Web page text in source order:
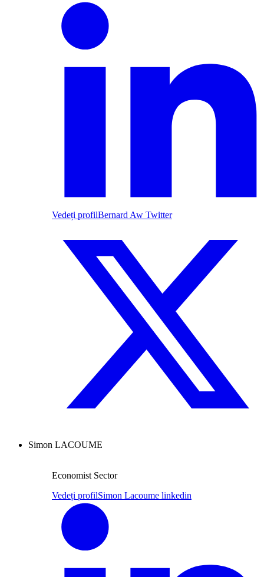
Vedeți profilBernard Aw Twitter
Simon LACOUME
Economist Sector
Vedeți profilSimon Lacoume linkedin